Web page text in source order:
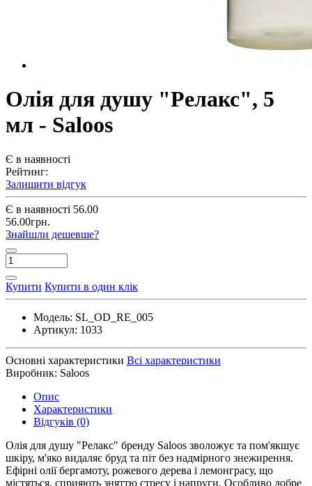
Олія для душу "Релакс", 5
мл - Saloos
Є в наявності
Рейтинг:
Залишити відгук
Є в наявності 56.00
56.00грн.
Знайшли дешевше?
Купити Купити в один клік
Модель: SL_OD_RE_005
Артикул: 1033
Основні характеристики Всі характеристики
Виробник: Saloos
Опис
Характеристики
Відгуків (0)
Олія для душу "Релакс" бренду Saloos зволожує та пом'якшує
шкіру, м'яко видаляє бруд та піт без надмірного знежирення.
Ефірні олії бергамоту, рожевого дерева і лемонграсу, що
містяться, сприяють зняттю стресу і напруги. Особливо добре